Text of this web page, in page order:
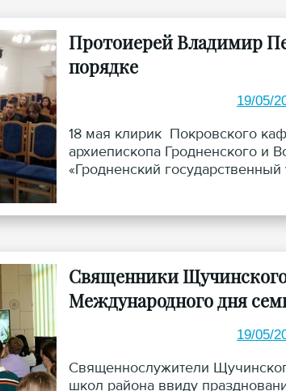
Протоиерей Владимир
порядке
19/05/
18 мая клирик Покровского
архиепископа Гродненского и
«Гродненский
Священники Щучинского
Международного дня
19/05/
Священнослужители
школ района ввиду